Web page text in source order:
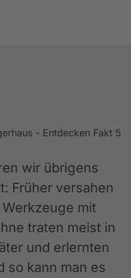
wir übrigens
Früher versahen
mit
traten meist in
und erlernten
so kann man es